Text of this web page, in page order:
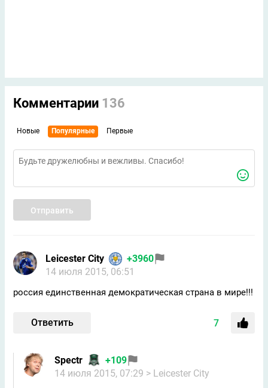
Комментарии 136
Новые Популярные Первые
Отправить
Leicester City
+3960
14 июля 2015, 06:51
россия единственная демократическая страна в мире!!!
Ответить 7
Spectr
+109
14 июля 2015, 07:29 > Leicester City